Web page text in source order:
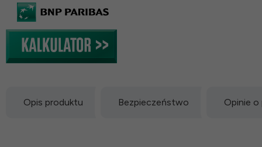
Opis produktu Bezpieczeństwo Opinie o